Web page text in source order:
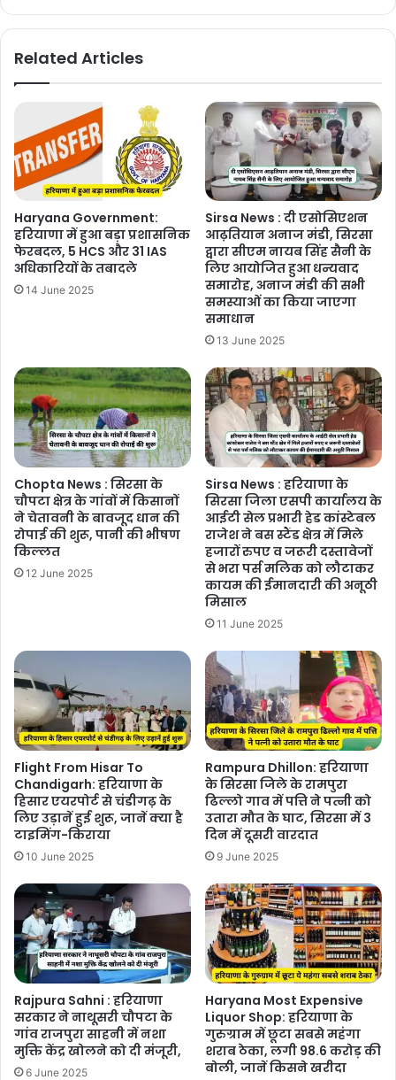
Related Articles
Haryana Government:
हरियाणा में हुआ बड़ा प्रशासनिक
फेरबदल, 5 HCS और 31 IAS
अधिकारियों के तबादले
14 June 2025
Sirsa News : दी एसोसिएशन
आढ़तियान अनाज मंडी, सिरसा
द्वारा सीएम नायब सिंह सैनी के
लिए आयोजित हुआ धन्यवाद
समारोह, अनाज मंडी की सभी
समस्याओं का किया जाएगा
समाधान
13 June 2025
Chopta News : सिरसा के
चौपटा क्षेत्र के गांवों में किसानों
ने चेतावनी के बावजूद धान की
रोपाई की शुरू, पानी की भीषण
किल्लत
12 June 2025
Sirsa News : हरियाणा के
सिरसा जिला एसपी कार्यालय के
आईटी सेल प्रभारी हेड कांस्टेबल
राजेश ने बस स्टैंड क्षेत्र में मिले
हजारों रुपए व जरूरी दस्तावेजों
से भरा पर्स मलिक को लौटाकर
कायम की ईमानदारी की अनूठी
मिसाल
11 June 2025
Flight From Hisar To
Chandigarh: हरियाणा के
हिसार एयरपोर्ट से चंडीगढ़ के
लिए उड़ानें हुई शुरू, जानें क्या है
टाइमिंग-किराया
10 June 2025
Rampura Dhillon: हरियाणा
के सिरसा जिले के रामपुरा
ढिल्लो गाव में पत्ति ने पत्नी को
उतारा मौत के घाट, सिरसा में 3
दिन में दूसरी वारदात
9 June 2025
Rajpura Sahni : हरियाणा
सरकार ने नाथूसरी चौपटा के
गांव राजपुरा साहनी में नशा
मुक्ति केंद्र खोलने को दी मंजूरी,
6 June 2025
Haryana Most Expensive
Liquor Shop: हरियाणा के
गुरुग्राम में छूटा सबसे महंगा
शराब ठेका, लगी 98.6 करोड़ की
बोली, जानें किसने खरीदा